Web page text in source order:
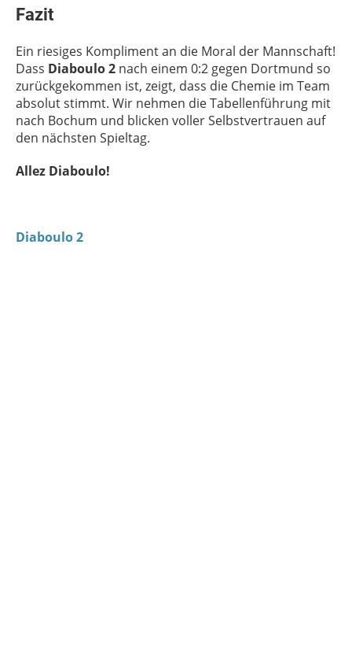
Fazit
Ein riesiges Kompliment an die Moral der Mannschaft!
Dass Diaboulo 2 nach einem 0:2 gegen Dortmund so
zurückgekommen ist, zeigt, dass die Chemie im Team
absolut stimmt. Wir nehmen die Tabellenführung mit
nach Bochum und blicken voller Selbstvertrauen auf
den nächsten Spieltag.
Allez Diaboulo!
Diaboulo 2